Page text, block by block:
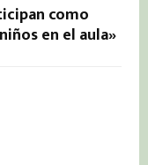
como
en el aula»